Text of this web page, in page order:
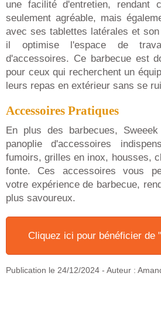
une facilité d'entretien, rendant
seulement agréable, mais
avec ses tablettes latérales et
il optimise l'espace de
d'accessoires. Ce barbecue est
pour ceux qui recherchent un
leurs repas en extérieur sans se
Accessoires Pratiques
En plus des barbecues,
panoplie d'accessoires
fumoirs, grilles en inox, housses,
fonte. Ces accessoires vous
votre expérience de barbecue,
plus savoureux.
Cliquez ici pour bénéficier de
Publication le 24/12/2024 - Auteur :